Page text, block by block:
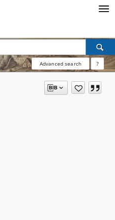
Advanced search ?